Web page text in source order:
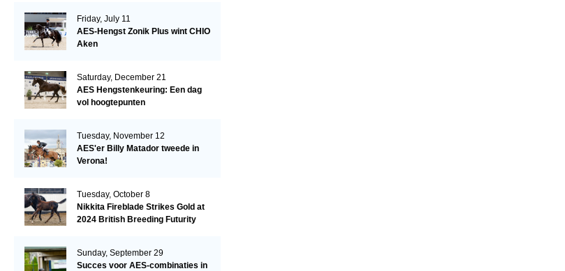
Friday, July 11
AES-Hengst Zonik Plus wint CHIO
Aken
Saturday, December 21
AES Hengstenkeuring: Een dag
vol hoogtepunten
Tuesday, November 12
AES'er Billy Matador tweede in
Verona!
Tuesday, October 8
Nikkita Fireblade Strikes Gold at
2024 British Breeding Futurity
Sunday, September 29
Succes voor AES-combinaties in